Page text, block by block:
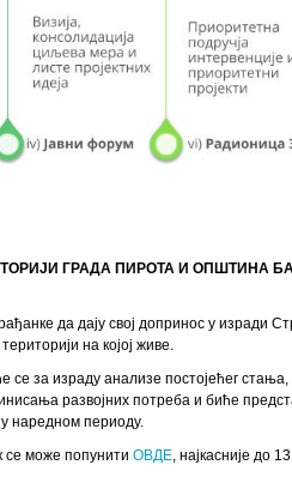
ГРАДА ПИРОТА И ОПШТИНА
да дају свој допринос у изради
на којој живе.
се за израду анализе постојећег
развојних потреба и биће
у наредном периоду.
се може попунитиОВДЕ , најкасније до